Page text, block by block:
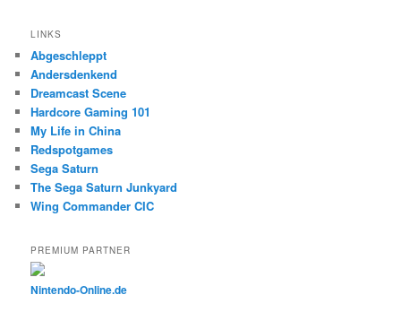
LINKS
Abgeschleppt
Andersdenkend
Dreamcast Scene
Hardcore Gaming 101
My Life in China
Redspotgames
Sega Saturn
The Sega Saturn Junkyard
Wing Commander CIC
PREMIUM PARTNER
Nintendo-Online.de